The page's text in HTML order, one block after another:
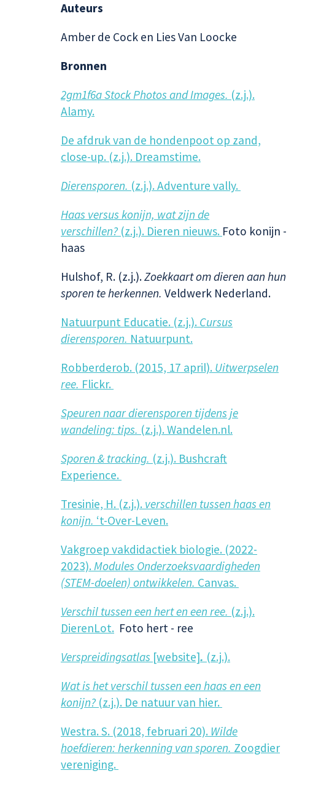
Auteurs
Amber de Cock en Lies Van Loocke
Bronnen
2gm1f6a Stock Photos and Images. (z.j.).
Alamy.
De afdruk van de hondenpoot op zand,
close-up. (z.j.). Dreamstime.
Dierensporen. (z.j.). Adventure vally.
Haas versus konijn, wat zijn de
verschillen? (z.j.). Dieren nieuws. Foto konijn -
haas
Hulshof, R. (z.j.).Zoekkaart om dieren aan hun
sporen te herkennen. Veldwerk Nederland.
Natuurpunt Educatie. (z.j.). Cursus
dierensporen. Natuurpunt.
Robberderob. (2015, 17 april). Uitwerpselen
ree. Flickr.
Speuren naar dierensporen tijdens je
wandeling: tips. (z.j.). Wandelen.nl.
Sporen & tracking. (z.j.). Bushcraft
Experience.
Tresinie, H. (z.j.). verschillen tussen haas en
konijn. ‘t-Over-Leven.
Vakgroep vakdidactiek biologie. (2022-
2023). Modules Onderzoeksvaardigheden
(STEM-doelen) ontwikkelen. Canvas.
Verschil tussen een hert en een ree. (z.j.).
DierenLot. Foto hert - ree
Verspreidingsatlas [website]. (z.j.).
Wat is het verschil tussen een haas en een
konijn? (z.j.). De natuur van hier.
Westra. S. (2018, februari 20). Wilde
hoefdieren: herkenning van sporen. Zoogdier
vereniging.